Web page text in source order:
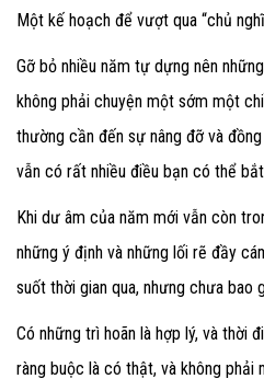
Một kế hoạch để vượt qua “chủ
Gỡ bỏ nhiều năm tự dựng nên
không phải chuyện một sớm một
thường cần đến sự nâng đỡ và
vẫn có rất nhiều điều bạn có thể
Khi dư âm của năm mới vẫn còn
những ý định và những lối rẽ đầy
suốt thời gian qua, nhưng chưa bao
Có những trì hoãn là hợp lý, và thời
ràng buộc là có thật, và không phải